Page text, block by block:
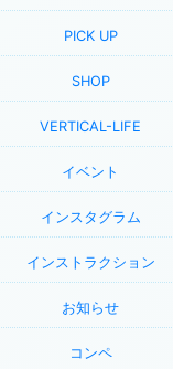
PICK UP
SHOP
VERTICAL-LIFE
イベント
インスタグラム
インストラクション
お知らせ
コンペ